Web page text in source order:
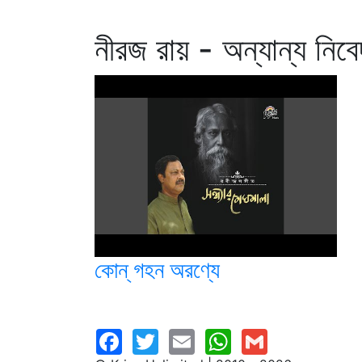
নীরজ রায় - অন্যান্য
কোন্ গহন অরণ্যে